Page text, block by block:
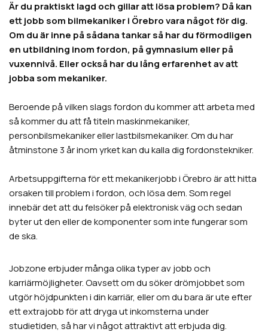
Är du praktiskt lagd och gillar att lösa problem? Då kan
ett jobb som bilmekaniker i Örebro vara något för dig.
Om du är inne på sådana tankar så har du förmodligen
en utbildning inom fordon, på gymnasium eller på
vuxennivå. Eller också har du lång erfarenhet av att
jobba som mekaniker.
Beroende på vilken slags fordon du kommer att arbeta med
så kommer du att få titeln maskinmekaniker,
personbilsmekaniker eller lastbilsmekaniker. Om du har
åtminstone 3 år inom yrket kan du kalla dig fordonstekniker.
Arbetsuppgifterna för ett mekanikerjobb i Örebro är att hitta
orsaken till problem i fordon, och lösa dem. Som regel
innebär det att du felsöker på elektronisk väg och sedan
byter ut den eller de komponenter som inte fungerar som
de ska.
Jobzone erbjuder många olika typer av jobb och
karriärmöjligheter. Oavsett om du söker drömjobbet som
utgör höjdpunkten i din karriär, eller om du bara är ute efter
ett extrajobb för att dryga ut inkomsterna under
studietiden, så har vi något attraktivt att erbjuda dig.